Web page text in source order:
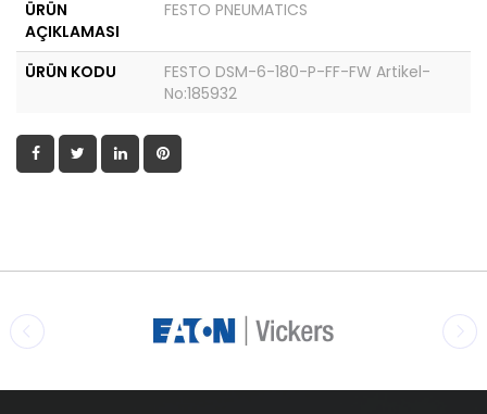
ÜRÜN
AÇIKLAMASI
FESTO PNEUMATICS
ÜRÜN KODU
FESTO DSM-6-180-P-FF-FW Artikel-
No:185932